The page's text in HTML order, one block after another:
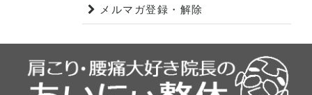
メルマガ登録・解除